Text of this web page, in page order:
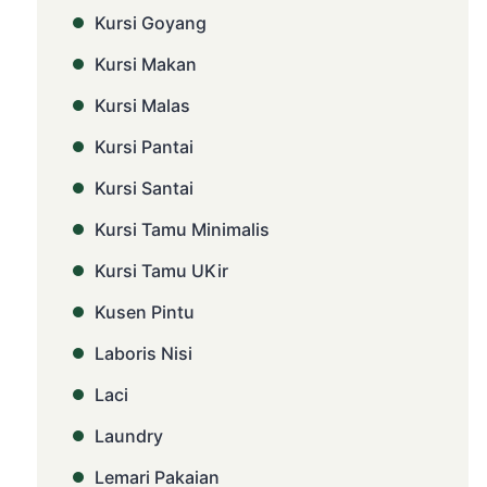
Kursi Goyang
Kursi Makan
Kursi Malas
Kursi Pantai
Kursi Santai
Kursi Tamu Minimalis
Kursi Tamu UKir
Kusen Pintu
Laboris Nisi
Laci
Laundry
Lemari Pakaian